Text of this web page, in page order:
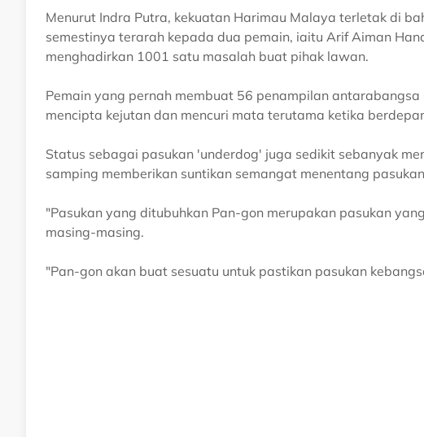
Menurut Indra Putra, kekuatan Harimau Malaya terletak di
semestinya terarah kepada dua pemain, iaitu Arif Aiman
menghadirkan 1001 satu masalah buat pihak lawan.
Pemain yang pernah membuat 56 penampilan
mencipta kejutan dan mencuri mata terutama ketika
Status sebagai pasukan 'underdog' juga sedikit sebanyak
samping memberikan suntikan semangat menentang
"Pasukan yang ditubuhkan Pan-gon merupakan pasukan
masing-masing.
"Pan-gon akan buat sesuatu untuk pastikan pasukan